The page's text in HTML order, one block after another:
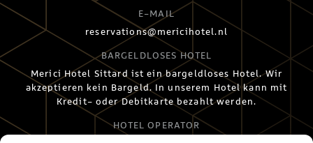
E-MAIL
reservations@mericihotel.nl
BARGELDLOSES HOTEL
Merici Hotel Sittard ist ein bargeldloses Hotel. Wir
akzeptieren kein Bargeld. In unserem Hotel kann mit
Kredit- oder Debitkarte bezahlt werden.
HOTEL OPERATOR